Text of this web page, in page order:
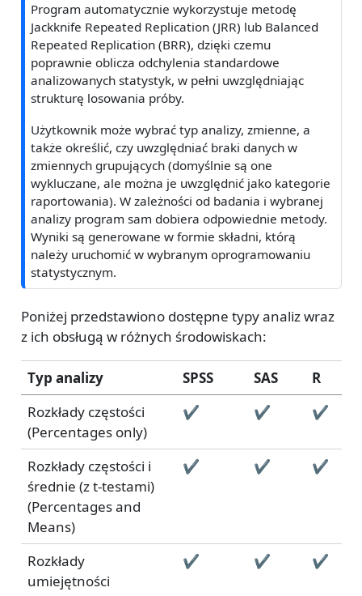
Program automatycznie wykorzystuje metodę
Jackknife Repeated Replication (JRR) lub Balanced
Repeated Replication (BRR), dzięki czemu
poprawnie oblicza odchylenia standardowe
analizowanych statystyk, w pełni uwzględniając
strukturę losowania próby.
Użytkownik może wybrać typ analizy, zmienne, a
także określić, czy uwzględniać braki danych w
zmiennych grupujących (domyślnie są one
wykluczane, ale można je uwzględnić jako kategorie
raportowania). W zależności od badania i wybranej
analizy program sam dobiera odpowiednie metody.
Wyniki są generowane w formie składni, którą
należy uruchomić w wybranym oprogramowaniu
statystycznym.
Poniżej przedstawiono dostępne typy analiz wraz
z ich obsługą w różnych środowiskach:
Typ analizy SPSS SAS
R
Rozkłady częstości
(Percentages only)
✔ ✔ ✔
Rozkłady częstości i
średnie (z t-testami)
(Percentages and
Means)
✔ ✔ ✔
Rozkłady
umiejętności
✔ ✔ ✔